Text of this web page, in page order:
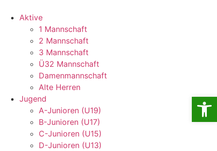
Aktive
1 Mannschaft
2 Mannschaft
3 Mannschaft
Ü32 Mannschaft
Damenmannschaft
Alte Herren
Jugend
A-Junioren (U19)
B-Junioren (U17)
C-Junioren (U15)
D-Junioren (U13)